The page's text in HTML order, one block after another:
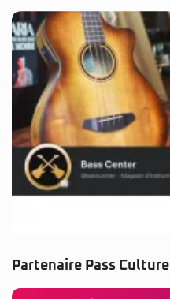
Partenaire Pass Culture